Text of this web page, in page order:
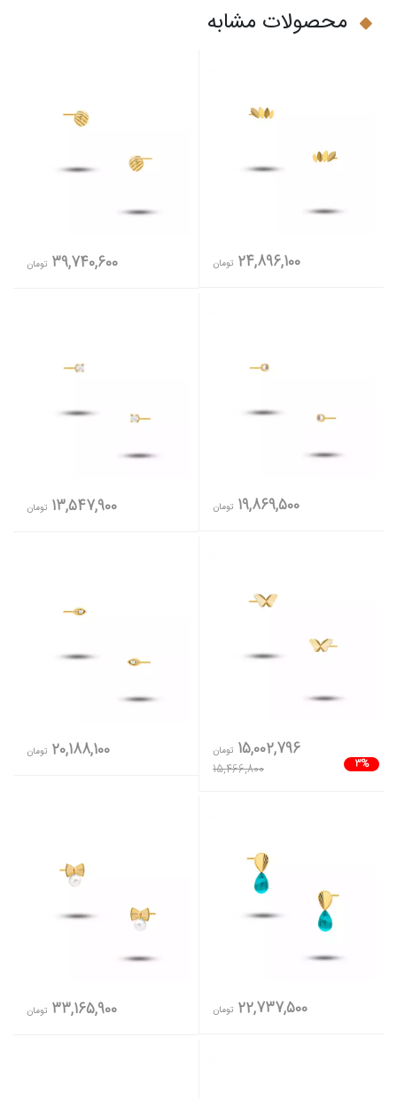
محصولات مشابه
24,896,100 تومان 39,740,600 تومان
19,869,500 تومان 13,547,900 تومان
3%
15,002,796 تومان
15,466,800
20,188,100 تومان
22,737,500 تومان 33,165,900 تومان